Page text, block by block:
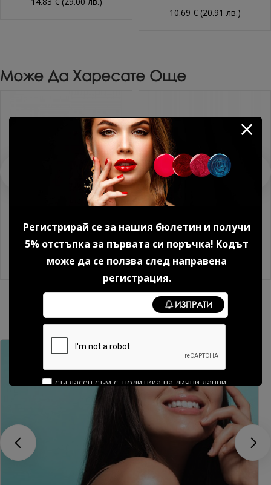
Регистрирай се за нашия бюлетин и получи
5% отстъпка за първата си поръчка! Кодът
може да се ползва след направена
регистрация.
ИЗПРАТИ
съгласен съм с политика на лични данни
10.69 € (20.91 лв.)
Може Да Харесате Още
Комплект мини блок пили
120/120 цвят бял 50 бр.
5.11 € (9.99 лв.)
№166 Блок пила "Конус"
80/150 1 бр.
2.51 € (4.91 лв.)
Полезно От Блог